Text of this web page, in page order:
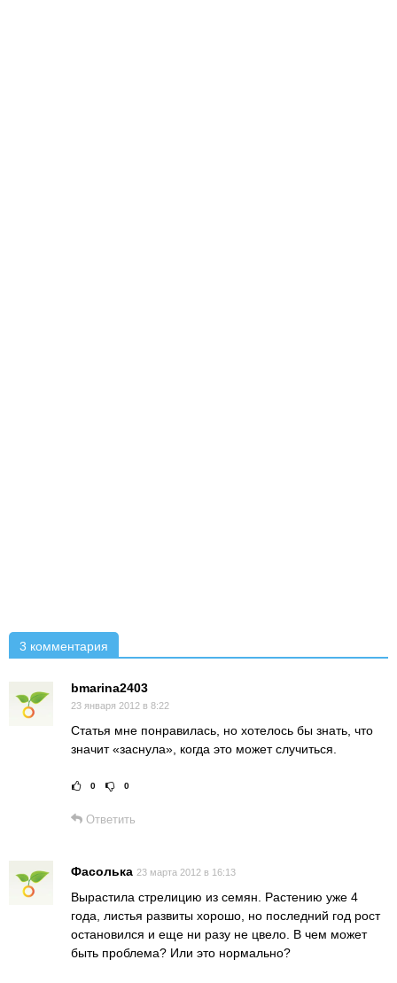
3 комментария
bmarina2403
23 января 2012 в 8:22
Статья мне понравилась, но хотелось бы знать, что
значит «заснула», когда это может случиться.
Рейтинг статьи:
0 0
Ответить
Фасолька 23 марта 2012 в 16:13
Вырастила стрелицию из семян. Растению уже 4
года, листья развиты хорошо, но последний год рост
остановился и еще ни разу не цвело. В чем может
быть проблема? Или это нормально?